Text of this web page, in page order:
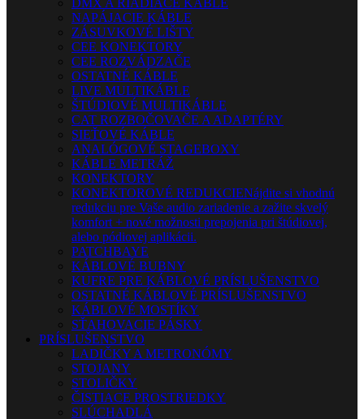
DMX A RIADIACE KÁBLE
NAPÁJACIE KÁBLE
ZÁSUVKOVÉ LIŠTY
CEE KONEKTORY
CEE ROZVÁDZAČE
OSTATNÉ KÁBLE
LIVE MULTIKÁBLE
ŠTÚDIOVÉ MULTIKÁBLE
CAT ROZBOČOVAČE A ADAPTÉRY
SIEŤOVÉ KÁBLE
ANALÓGOVÉ STAGEBOXY
KÁBLE METRÁŽ
KONEKTORY
KONEKTOROVÉ REDUKCIENájdite si vhodnú
redukciu pre Vaše audio zariadenie a zažite skvelý
komfort + nové možnosti prepojenia pri štúdiovej,
alebo pódiovej aplikácii.
PATCHBAYE
KÁBLOVÉ BUBNY
KUFRE PRE KÁBLOVÉ PRÍSLUŠENSTVO
OSTATNÉ KÁBLOVÉ PRÍSLUŠENSTVO
KÁBLOVÉ MOSTÍKY
SŤAHOVACIE PÁSKY
PRÍSLUŠENSTVO
LADIČKY A METRONÓMY
STOJANY
STOLIČKY
ČISTIACE PROSTRIEDKY
SLÚCHADLÁ